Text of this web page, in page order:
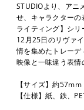
STUDIOより、アニ
せ、キャラクターの
ライティング】シリ
12月25日のリヴァ
情を集めたトレーデ
映像と一味違う表情
【サイズ】約57mm
【仕様】紙、鉄、